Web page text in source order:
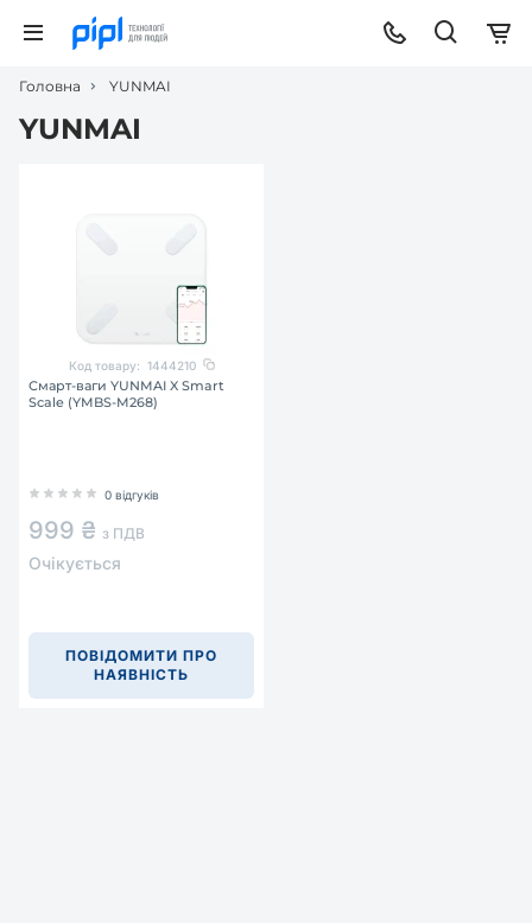
Головна YUNMAI
YUNMAI
Код товару: 1444210
Смарт-ваги YUNMAI X Smart
Scale (YMBS-M268)
0 відгуків
999 ₴ з ПДВ
Очікується
ПОВІДОМИТИ ПРО
НАЯВНІСТЬ